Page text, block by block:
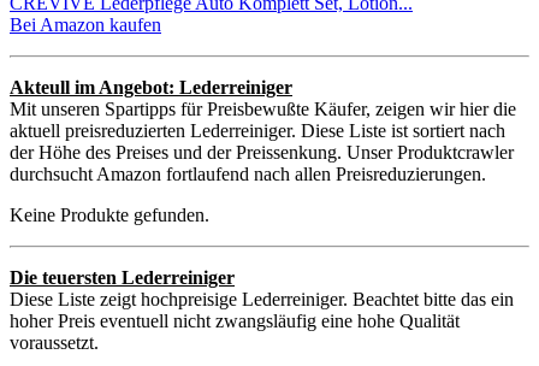
Bei Amazon kaufen
Akteull im Angebot: Lederreiniger
Mit unseren Spartipps für Preisbewußte Käufer, zeigen wir hier die
aktuell preisreduzierten Lederreiniger. Diese Liste ist sortiert nach
der Höhe des Preises und der Preissenkung. Unser Produktcrawler
durchsucht Amazon fortlaufend nach allen Preisreduzierungen.
Keine Produkte gefunden.
Die teuersten Lederreiniger
Diese Liste zeigt hochpreisige Lederreiniger. Beachtet bitte das ein
hoher Preis eventuell nicht zwangsläufig eine hohe Qualität
voraussetzt.